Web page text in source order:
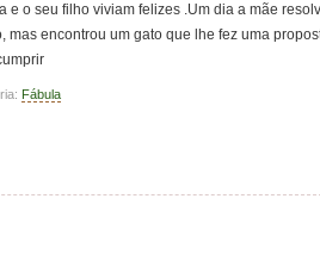
e o seu filho viviam felizes .Um dia a mãe
mas encontrou um gato que lhe fez uma
Fábula